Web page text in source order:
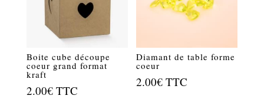
Boite cube découpe
coeur grand format
kraft
2.00€ TTC
Diamant de table forme
coeur
2.00€ TTC